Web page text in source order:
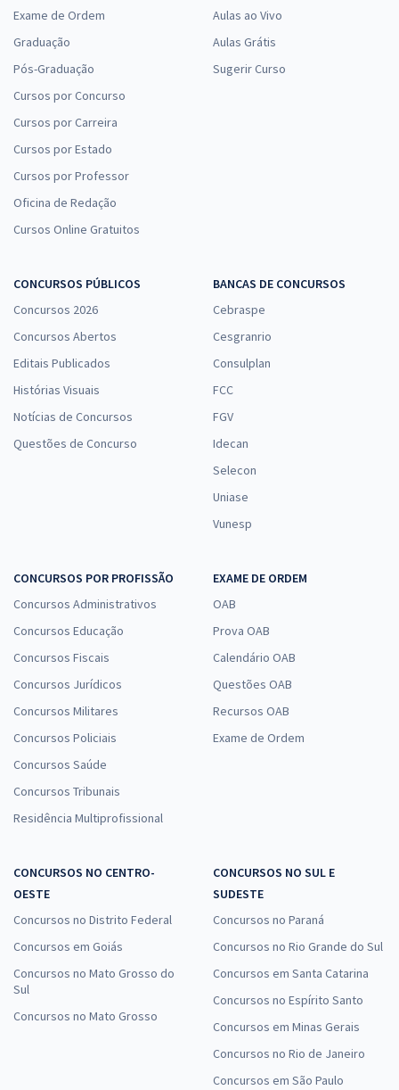
Exame de Ordem
Graduação
Pós-Graduação
Cursos por Concurso
Cursos por Carreira
Cursos por Estado
Cursos por Professor
Oficina de Redação
Cursos Online Gratuitos
Aulas ao Vivo
Aulas Grátis
Sugerir Curso
CONCURSOS PÚBLICOS
Concursos 2026
Concursos Abertos
Editais Publicados
Histórias Visuais
Notícias de Concursos
Questões de Concurso
BANCAS DE CONCURSOS
Cebraspe
Cesgranrio
Consulplan
FCC
FGV
Idecan
Selecon
Uniase
Vunesp
CONCURSOS POR PROFISSÃO
Concursos Administrativos
Concursos Educação
Concursos Fiscais
Concursos Jurídicos
Concursos Militares
Concursos Policiais
Concursos Saúde
Concursos Tribunais
Residência Multiprofissional
EXAME DE ORDEM
OAB
Prova OAB
Calendário OAB
Questões OAB
Recursos OAB
Exame de Ordem
CONCURSOS NO CENTRO-
OESTE
Concursos no Distrito Federal
Concursos em Goiás
Concursos no Mato Grosso do
Sul
Concursos no Mato Grosso
CONCURSOS NO SUL E
SUDESTE
Concursos no Paraná
Concursos no Rio Grande do Sul
Concursos em Santa Catarina
Concursos no Espírito Santo
Concursos em Minas Gerais
Concursos no Rio de Janeiro
Concursos em São Paulo